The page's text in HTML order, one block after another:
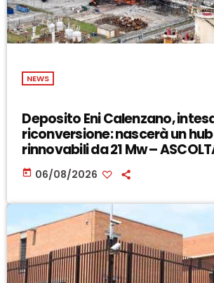
NEWS
Deposito Eni Calenzano,
riconversione: nascerà un
rinnovabili da 21 Mw –
today 06/08/2026